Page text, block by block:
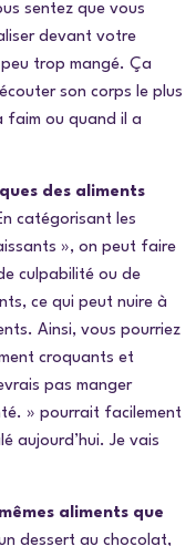
sentez que vous
devant votre
trop mangé. Ça
son corps le plus
faim ou quand il a
des aliments
catégorisant les
», on peut faire
culpabilité ou de
ce qui peut nuire à
Ainsi, vous pourriez
croquants et
pas manger
» pourrait facilement
aujourd’hui. Je vais
aliments que
dessert au chocolat,